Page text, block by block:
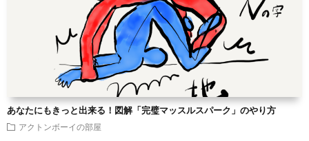
あなたにもきっと出来る！図解「完璧マッスルスパーク」のやり方
アクトンボーイの部屋